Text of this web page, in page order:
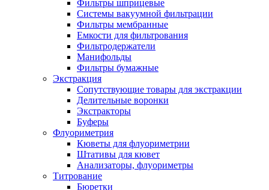
Фильтры шприцевые
Системы вакуумной фильтрации
Фильтры мембранные
Емкости для фильтрования
Фильтродержатели
Манифольды
Фильтры бумажные
Экстракция
Сопутствующие товары для экстракции
Делительные воронки
Экстракторы
Буферы
Флуориметрия
Кюветы для флуориметрии
Штативы для кювет
Анализаторы, флуориметры
Титрование
Бюретки